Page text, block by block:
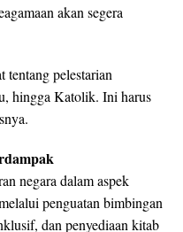
akan segera
tentang pelestarian
hingga Katolik. Ini harus
negara dalam aspek
penguatan bimbingan
dan penyediaan kitab